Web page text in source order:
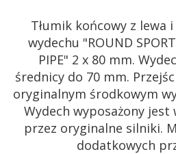
Tłumik końcowy z lewa
wydechu "ROUND
PIPE" 2 x 80 mm.
średnicy do 70 mm.
oryginalnym środkowym
Wydech wyposażony
przez oryginalne silniki.
dodatkowych